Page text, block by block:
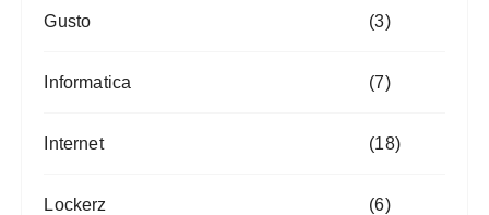
Gusto (3)
Informatica (7)
Internet (18)
Lockerz (6)